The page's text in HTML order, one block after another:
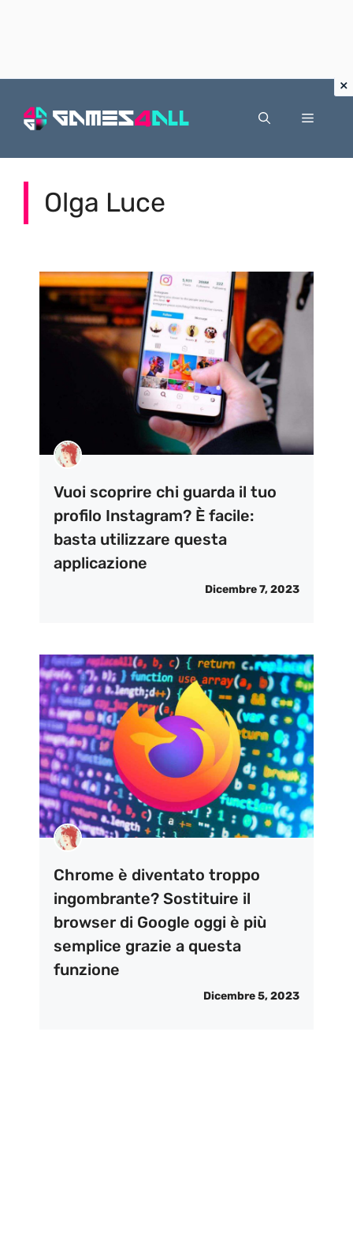
Menu
Olga Luce
Vuoi scoprire chi guarda il tuo
profilo Instagram? È facile:
basta utilizzare questa
applicazione
Dicembre 7, 2023
Chrome è diventato troppo
ingombrante? Sostituire il
browser di Google oggi è più
semplice grazie a questa
funzione
Dicembre 5, 2023